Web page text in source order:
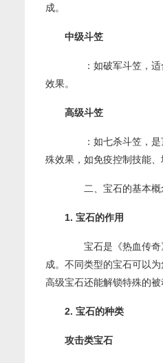
成。
中级斗笠
：如破军斗笠，适
效果。
高级斗笠
：如七杀斗笠，是
殊效果，如免疫控制技能、
二、宝石的基本概
1. 宝石的作用
宝石是《热血传奇
成。不同类型的宝石可以
高级宝石还能解锁特殊的
2. 宝石的种类
攻击类宝石